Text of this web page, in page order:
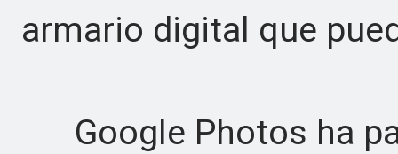
armario digital que
Google Photos ha